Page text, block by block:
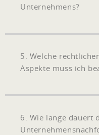
Unternehmens?
5. Welche
Aspekte muss ich
6. Wie lange dauert